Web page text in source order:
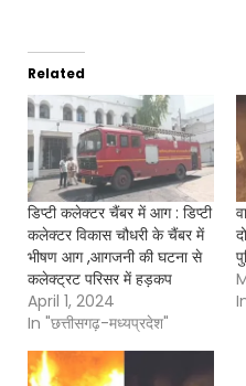
Related
डिप्टी कलेक्टर चैंबर में आग : डिप्टी
कलेक्टर विकास चौधरी के चैंबर में
भीषण आग ,आगजनी की घटना से
कलेक्ट्रट परिसर में हड़कप
April 1, 2024
In "छत्तीसगढ़-मध्यप्रदेश"